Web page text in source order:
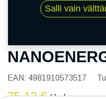
EAN: 4981910573517
75,12€
Salli vain